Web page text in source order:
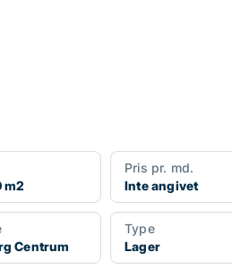
m2
Pris pr. md.
Inte angivet
Centrum
Type
Lager